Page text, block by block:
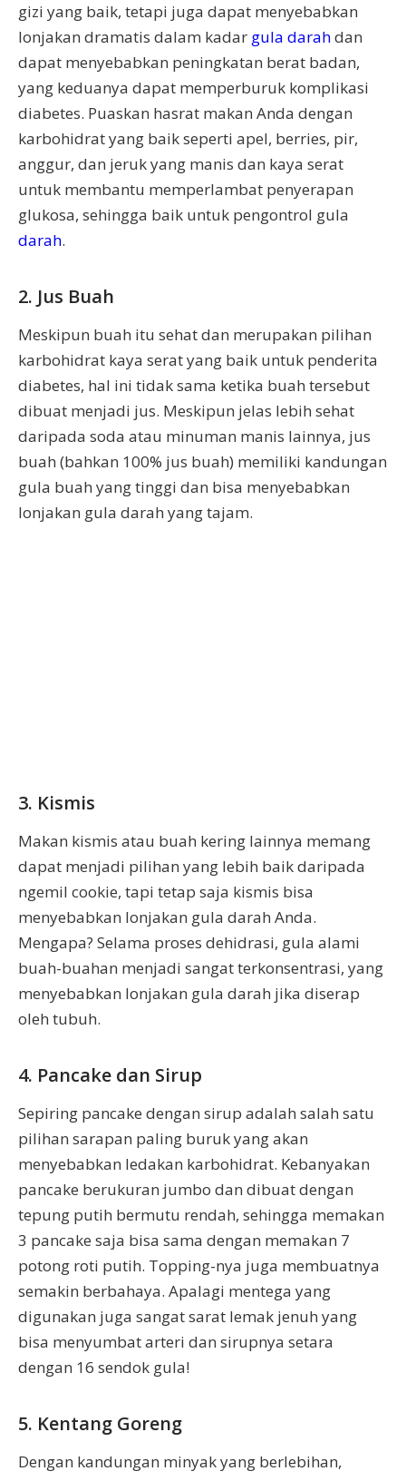
gizi yang baik, tetapi juga dapat menyebabkan
lonjakan dramatis dalam kadar gula darahdan
dapat menyebabkan peningkatan berat badan,
yang keduanya dapat memperburuk komplikasi
diabetes. Puaskan hasrat makan Anda dengan
karbohidrat yang baik seperti apel, berries, pir,
anggur, dan jeruk yang manis dan kaya serat
untuk membantu memperlambat penyerapan
glukosa, sehingga baik untuk pengontrol gula
darah.
2. Jus Buah
Meskipun buah itu sehat dan merupakan pilihan
karbohidrat kaya serat yang baik untuk penderita
diabetes, hal ini tidak sama ketika buah tersebut
dibuat menjadi jus. Meskipun jelas lebih sehat
daripada soda atau minuman manis lainnya, jus
buah (bahkan 100% jus buah) memiliki kandungan
gula buah yang tinggi dan bisa menyebabkan
lonjakan gula darah yang tajam.
3. Kismis
Makan kismis atau buah kering lainnya memang
dapat menjadi pilihan yang lebih baik daripada
ngemil cookie, tapi tetap saja kismis bisa
menyebabkan lonjakan gula darah Anda.
Mengapa? Selama proses dehidrasi, gula alami
buah-buahan menjadi sangat terkonsentrasi, yang
menyebabkan lonjakan gula darah jika diserap
oleh tubuh.
4. Pancake dan Sirup
Sepiring pancake dengan sirup adalah salah satu
pilihan sarapan paling buruk yang akan
menyebabkan ledakan karbohidrat. Kebanyakan
pancake berukuran jumbo dan dibuat dengan
tepung putih bermutu rendah, sehingga memakan
3 pancake saja bisa sama dengan memakan 7
potong roti putih. Topping-nya juga membuatnya
semakin berbahaya. Apalagi mentega yang
digunakan juga sangat sarat lemak jenuh yang
bisa menyumbat arteri dan sirupnya setara
dengan 16 sendok gula!
5. Kentang Goreng
Dengan kandungan minyak yang berlebihan,